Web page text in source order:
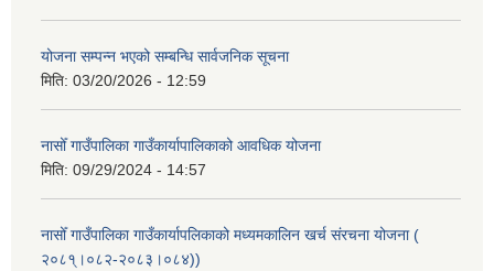
योजना सम्पन्न भएको सम्बन्धि सार्वजनिक सूचना
मिति: 03/20/2026 - 12:59
नासोँ गाउँपालिका गाउँकार्यापालिकाको आवधिक योजना
मिति: 09/29/2024 - 14:57
नासोँ गाउँपालिका गाउँकार्यापलिकाको मध्यमकालिन खर्च संरचना योजना (
२०८१्।०८२-२०८३।०८४))